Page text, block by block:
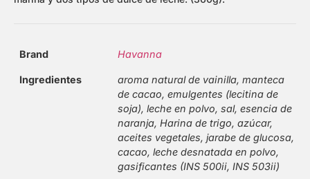
Brand Havanna
Ingredientes
aroma natural de vainilla, manteca
de cacao, emulgentes (lecitina de
soja), leche en polvo, sal, esencia de
naranja, Harina de trigo, azúcar,
aceites vegetales, jarabe de glucosa,
cacao, leche desnatada en polvo,
gasificantes (INS 500ii, INS 503ii)